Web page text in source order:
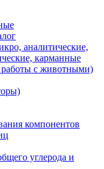
аналитические,
карманные
работы с животными)
компонентов
углерода и